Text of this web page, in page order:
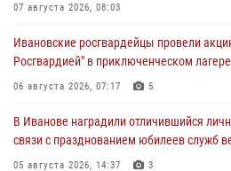
07 августа 2026, 08:03
Ивановские росгвардейцы провели
Росгвардией" в приключенческом
06 августа 2026, 07:17 5
В Иванове наградили отличившийся
связи с празднованием юбилеев служб
05 августа 2026, 14:37 3